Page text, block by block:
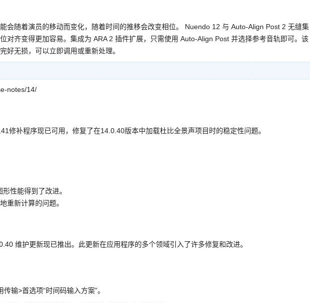
会随着演员的移动而变化，随着时间的推移会改变相位。 Nuendo 12 与 Auto-Align Post 2 无缝集
对齐变得更加容易。集成为 ARA 2 插件扩展，只需使用 Auto-Align Post 并选择参考音轨即可。该
好无损，可以立即调用或重新处理。
notes/14/
补程序现已可用，修复了在14.0.40版本中加载杜比全景声项目时的稳定性问题。
性能得到了改进。
重新计算的问题。
维护更新现已推出。此更新在应用程序的多个领域引入了许多修复和改进。
输>首选项“时间码输入方案”。